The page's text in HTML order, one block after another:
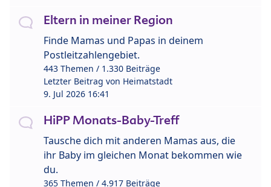
Eltern in meiner Region
Finde Mamas und Papas in deinem
Postleitzahlengebiet.
443 Themen / 1.330 Beiträge
Letzter Beitrag von Heimatstadt
9. Jul 2026 16:41
HiPP Monats-Baby-Treff
Tausche dich mit anderen Mamas aus, die
ihr Baby im gleichen Monat bekommen wie
du.
365 Themen / 4.917 Beiträge